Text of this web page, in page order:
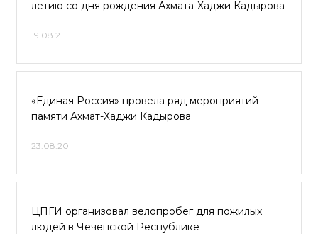
летию со дня рождения Ахмата-Хаджи Кадырова
19.08.21
«Единая Россия» провела ряд мероприятий
памяти Ахмат-Хаджи Кадырова
23.08.20
ЦПГИ организовал велопробег для пожилых
людей в Чеченской Республике